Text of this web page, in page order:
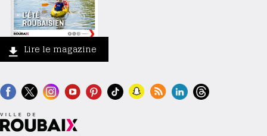
Lire le magazine